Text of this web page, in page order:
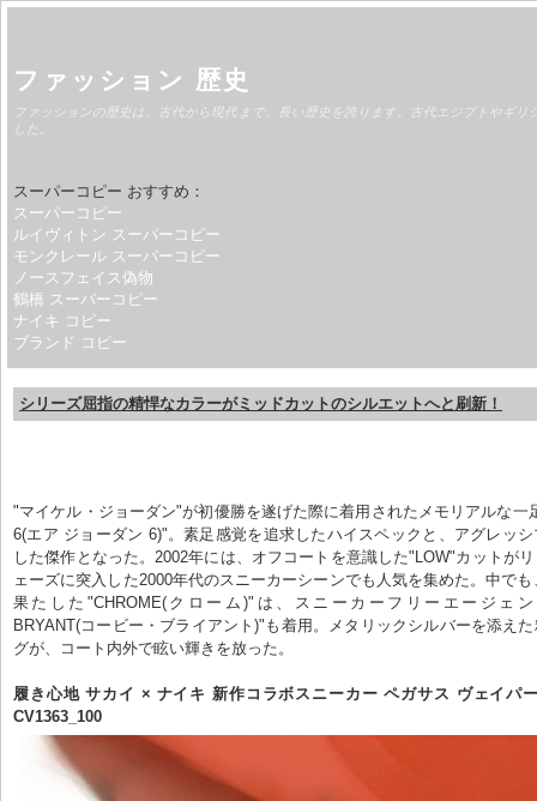
ファッション 歴史
ファッションの歴史は、古代から現代まで、長い歴史を誇ります。古代エジプトやギ
した。
スーパーコピー おすすめ：
スーパーコピー
ルイヴィトン スーパーコピー
モンクレール スーパーコピー
ノースフェイス偽物
鶴橋 スーパーコピー
ナイキ コピー
ブランド コピー
シリーズ屈指の精悍なカラーがミッドカットのシルエットへと刷新！
"マイケル・ジョーダン"が初優勝を遂げた際に着用されたメモリアルな一
6(エア ジョーダン 6)"。素足感覚を追求したハイスペックと、アグレッ
した傑作となった。2002年には、オフコートを意識した"LOW"カットが
ェーズに突入した2000年代のスニーカーシーンでも人気を集めた。中で
果たした"CHROME(クローム)"は、スニーカーフリーエージェ
BRYANT(コービー・ブライアント)"も着用。メタリックシルバーを添え
グが、コート内外で眩い輝きを放った。
履き心地 サカイ × ナイキ 新作コラボスニーカー ペガサス ヴェイパ
CV1363_100